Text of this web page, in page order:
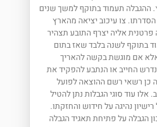
ההגבלה תעמוד בתוקף למשך שנים
צו עיכוב יציאה מהארץ
אליה יצרף התובע תצהיר
בתוקף לשנה בלבד שאז בתום
אם מוגשת בקשה להאריך
החייב או הנתבע להפקיד את
כן רשאי רשם ההוצאה לפועל
אלו עוד סוגי הגבלות נתן להטיל
נהיגה על חידוש והחזקתו.
הגבלה על פתיחת תאגיד הגבלה